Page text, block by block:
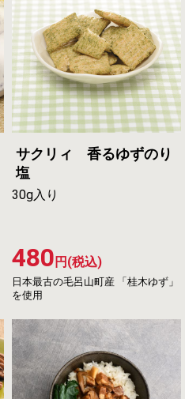
サクリィ 香るゆずのり
塩
30g入り
日本最古の毛呂山町産 「桂木ゆず」
を使用
480 円(税込)